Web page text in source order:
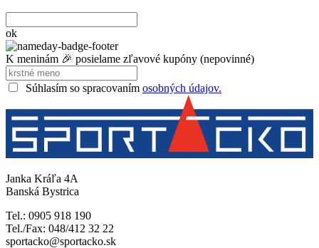
ok
K meninám 🎉 posielame zľavové kupóny (nepovinné)
Súhlasím so spracovaním osobných údajov.
Janka Kráľa 4A
Banská Bystrica
Tel.: 0905 918 190
Tel./Fax: 048/412 32 22
sportacko@sportacko.sk